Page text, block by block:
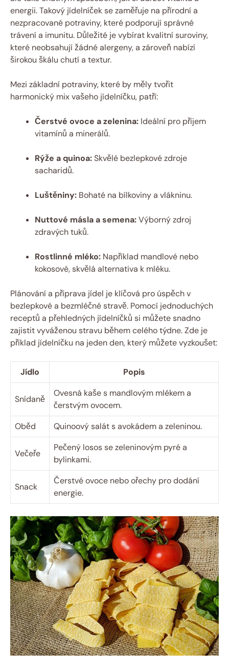
energii. Takový jídelníček se zaměřuje na přírodní a
nezpracované potraviny, které podporují správné
trávení a imunitu. Důležité je vybírat kvalitní suroviny,
které neobsahují žádné alergeny, a zároveň nabízí
širokou škálu chutí a textur.
Mezi základní potraviny, které by měly tvořit
harmonický mix vašeho jídelníčku, patří:
Čerstvé ovoce a zelenina: Ideální pro příjem
vitamínů a minerálů.
Rýže a quinoa:Skvělé bezlepkové zdroje
sacharidů.
Luštěniny: Bohaté na bílkoviny a vlákninu.
Nuttové másla a semena:Výborný zdroj
zdravých tuků.
Rostlinné mléko: Například mandlové nebo
kokosové, skvělá alternativa k mléku.
Plánování a příprava jídel je klíčová pro úspěch v
bezlepkové a bezmléčné stravě. Pomocí jednoduchých
receptů a přehledných jídelníčků si můžete snadno
zajistit vyváženou stravu během celého týdne. Zde je
příklad jídelníčku na jeden den, který můžete vyzkoušet:
Jídlo Popis
Snídaně
Ovesná kaše s mandlovým mlékem a
čerstvým ovocem.
Oběd
Quinoový salát s avokádem a zeleninou.
Večeře
Pečený losos se zeleninovým pyré a
bylinkami.
Snack
Čerstvé ovoce nebo ořechy pro dodání
energie.